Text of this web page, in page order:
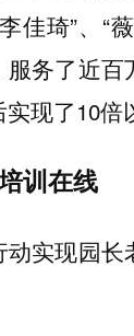
佳琦”、“
务了近百
现了10倍
训在线
实现园长